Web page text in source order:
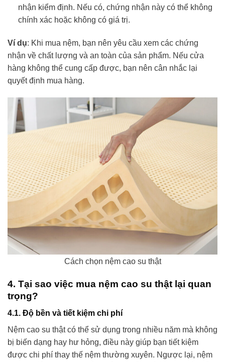
nhận kiểm định. Nếu có, chứng nhận này có thể không
chính xác hoặc không có giá trị.
Ví dụ: Khi mua nệm, bạn nên yêu cầu xem các chứng
nhận về chất lượng và an toàn của sản phẩm. Nếu cửa
hàng không thể cung cấp được, bạn nên cân nhắc lại
quyết định mua hàng.
Cách chọn nệm cao su thật
4. Tại sao việc mua nệm cao su thật lại quan
trọng?
4.1. Độ bền và tiết kiệm chi phí
Nệm cao su thật có thể sử dụng trong nhiều năm mà không
bị biến dạng hay hư hỏng, điều này giúp bạn tiết kiệm
được chi phí thay thế nệm thường xuyên. Ngược lại, nệm